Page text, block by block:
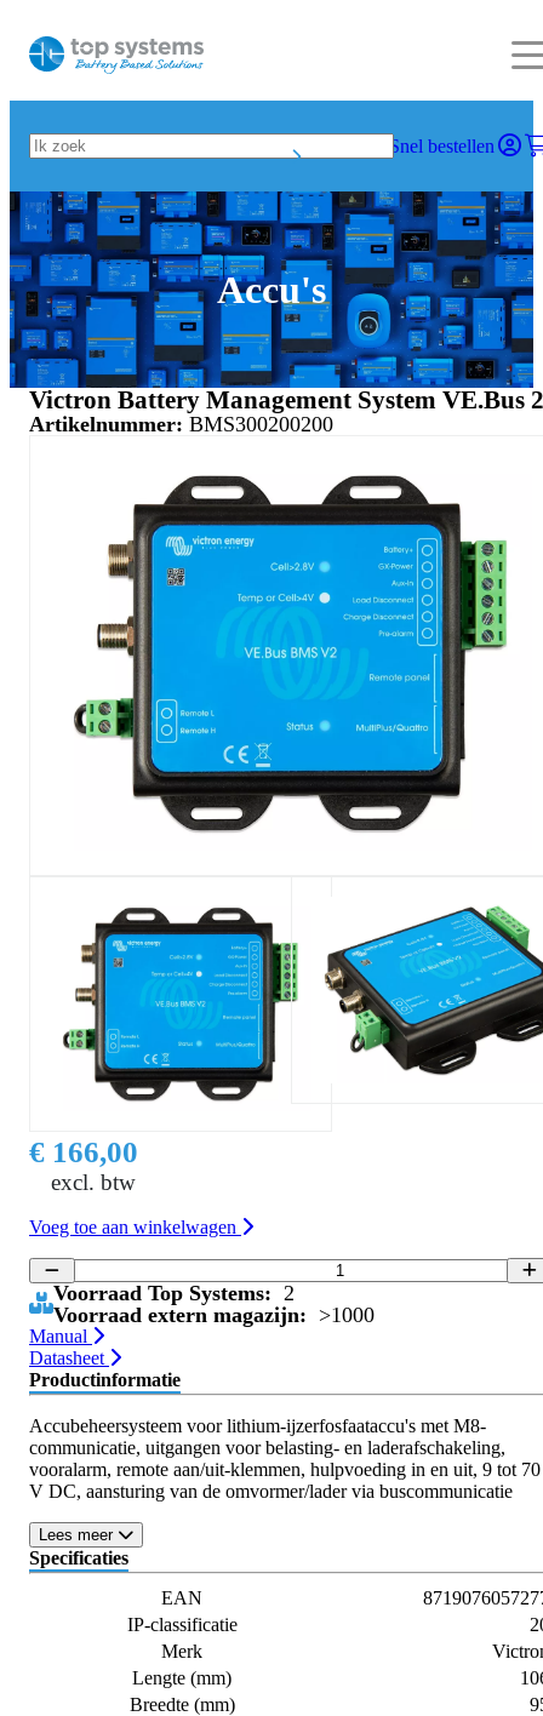
Snel bestellen
Accu's
Victron Battery Management System VE.Bus 2
Artikelnummer: BMS300200200
€ 166,00
excl. btw
Voeg toe aan winkelwagen
Voorraad Top Systems: 2
Voorraad extern magazijn: >1000
Manual
Datasheet
Productinformatie
Accubeheersysteem voor lithium-ijzerfosfaataccu's met M8-
communicatie, uitgangen voor belasting- en laderafschakeling,
vooralarm, remote aan/uit-klemmen, hulpvoeding in en uit, 9 tot 70
V DC, aansturing van de omvormer/lader via buscommunicatie
Lees meer
Specificaties
EAN
IP-classificatie
Merk
Lengte (mm)
Breedte (mm)